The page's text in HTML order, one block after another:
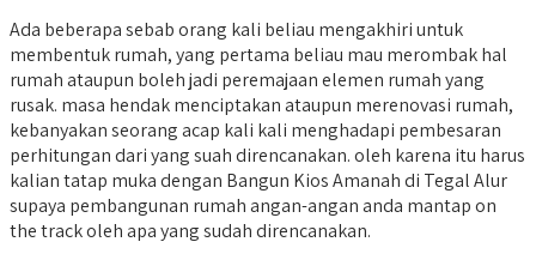
Ada beberapa sebab orang kali beliau mengakhiri untuk
membentuk rumah, yang pertama beliau mau merombak hal
rumah ataupun boleh jadi peremajaan elemen rumah yang
rusak. masa hendak menciptakan ataupun merenovasi rumah,
kebanyakan seorang acap kali kali menghadapi pembesaran
perhitungan dari yang suah direncanakan. oleh karena itu harus
kalian tatap muka dengan Bangun Kios Amanah di Tegal Alur
supaya pembangunan rumah angan-angan anda mantap on
the track oleh apa yang sudah direncanakan.